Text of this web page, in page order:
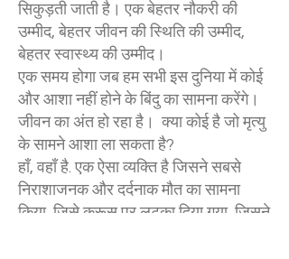
सिकुड़ती जाती है। एक बेहतर नौकरी की
उम्मीद, बेहतर जीवन की स्थिति की उम्मीद,
बेहतर स्वास्थ्य की उम्मीद।
एक समय होगा जब हम सभी इस दुनिया में कोई
और आशा नहीं होने के बिंदु का सामना करेंगे।
जीवन का अंत हो रहा है। क्या कोई है जो मृत्यु
के सामने आशा ला सकता है?
हाँ, वहाँ है. एक ऐसा व्यक्ति है जिसने सबसे
निराशाजनक और दर्दनाक मौत का सामना
किया, जिसे क्रूस पर लटका दिया गया, जिसने